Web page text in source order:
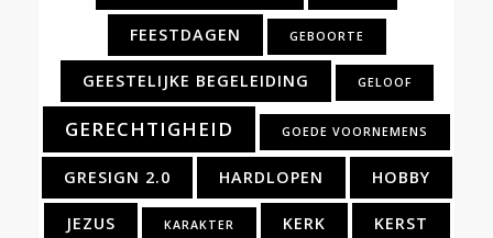
FEESTDAGEN GEBOORTE
GEESTELIJKE BEGELEIDING GELOOF
GERECHTIGHEID GOEDE VOORNEMENS
GRESIGN 2.0 HARDLOPEN HOBBY
JEZUS KARAKTER KERK KERST